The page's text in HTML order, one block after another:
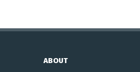
ABOUT